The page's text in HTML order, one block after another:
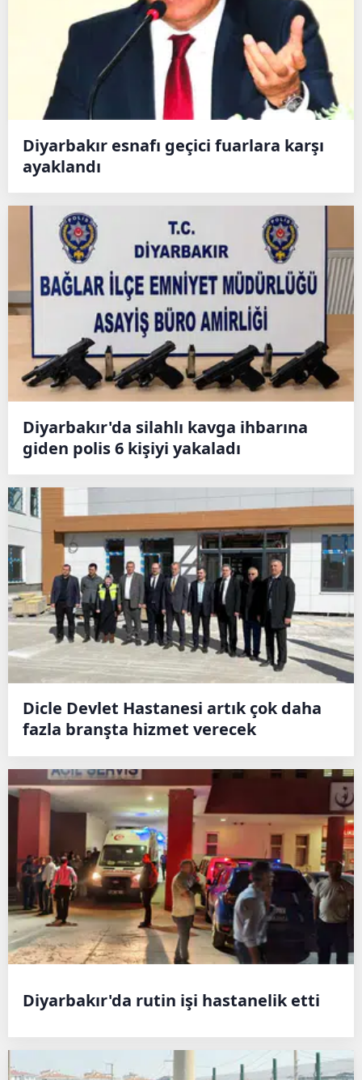
Diyarbakır esnafı geçici fuarlara karşı
ayaklandı
Diyarbakır'da silahlı kavga ihbarına
giden polis 6 kişiyi yakaladı
Dicle Devlet Hastanesi artık çok daha
fazla branşta hizmet verecek
Diyarbakır'da rutin işi hastanelik etti